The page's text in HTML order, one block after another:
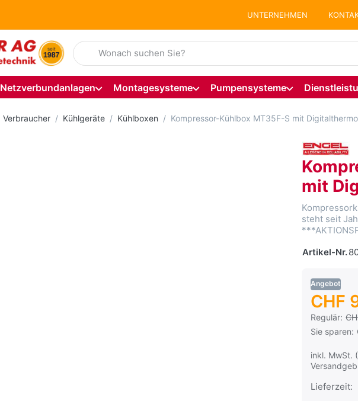
UNTERNEHMEN
Geben Sie einen Suchbegriff ein. Während Sie tippen, erscheinen
Netzverbundanlagen Montagesysteme Pumpensysteme
Verbraucher Kühlgeräte Kühlboxen Kompressor-Kühlbox MT35F-S mit
mit
steht seit
Artikel-Nr.
Angebot
CHF
Regulär:
Es handelt
Sie sparen:
inkl. MwSt.
Lieferzeit: